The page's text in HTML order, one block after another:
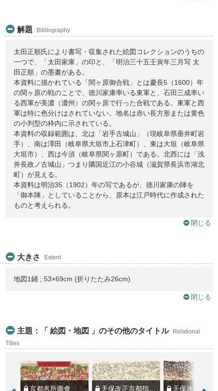
解題 Bibliography
太田正順氏により書写・収集された絵図コレクションのうちの
一つで、「太田家庫」の印と、「明治三十五壬寅年三月写 太
田正順」の墨書がある。
本資料に描かれている「関ヶ原御合戦」とは慶長5（1600）年
の関ヶ原の戦のことで、徳川家康率いる東軍と、石田三成率い
る西軍が美濃（濃州）の関ヶ原で行った合戦である。東軍と西
軍は特に色分けはされていない。地名は赤い長方形または黄色
の小判型の枠内に示されている。
本資料の収録範囲は、北は「岩手古城山」（現岐阜県垂井町岩
手）、南は澤田（岐阜県大垣市上石津町）、東は大垣（岐阜県
大垣市）、西は今須（岐阜県関ヶ原町）である。北西には「浅
井長政ノ古城山」つまり隣国近江の小谷城（滋賀県長浜市湖北
町）が見える。
本資料は明治35（1902）年の写であるが、徳川家康の陣を
「御本陣」としていることから、原本は江戸時代に作成された
ものと考えられる。
閉じる
大きさ Extent
地図1鋪 ; 53×69cm (折りたたみ26cm)
閉じる
主題：「 絵図・地図 」のその他のタイトル Relational
Titles
京都名所圖會
天保改正京都指掌圖
天保改正新増細見京繪圖大全 :